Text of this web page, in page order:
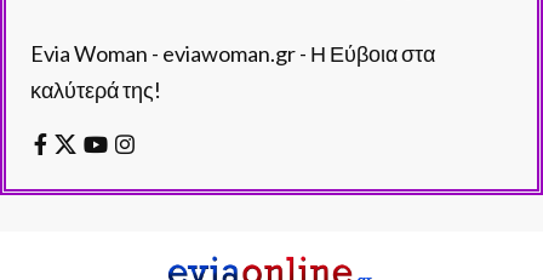
Evia Woman - eviawoman.gr - Η Εύβοια στα
καλύτερά της!